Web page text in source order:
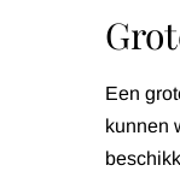
Een
kunnen